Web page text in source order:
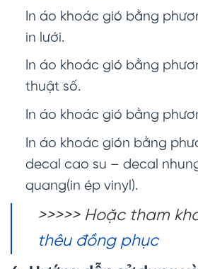
In áo khoác gió bằng
in lưới.
In áo khoác gió bằng
thuật số.
In áo khoác gió bằng
In áo khoác gión bằng
decal cao su – decal
quang(in ép vinyl).
>>>>> Hoặc tham
thêu đồng phục